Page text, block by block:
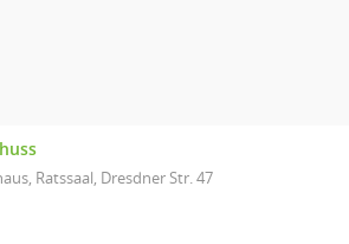
Ratssaal, Dresdner Str. 47